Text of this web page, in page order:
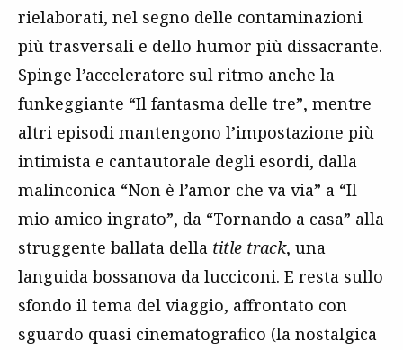
rielaborati, nel segno delle contaminazioni
più trasversali e dello humor più dissacrante.
Spinge l’acceleratore sul ritmo anche la
funkeggiante “Il fantasma delle tre”, mentre
altri episodi mantengono l’impostazione più
intimista e cantautorale degli esordi, dalla
malinconica “Non è l’amor che va via” a “Il
mio amico ingrato”, da “Tornando a casa” alla
struggente ballata della title track, una
languida bossanova da lucciconi. E resta sullo
sfondo il tema del viaggio, affrontato con
sguardo quasi cinematografico (la nostalgica